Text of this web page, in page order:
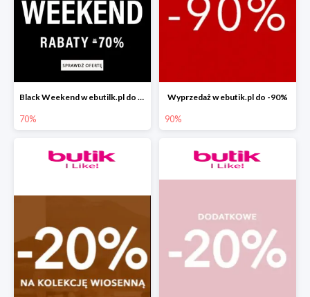
Black Weekend w ebutilk.pl do -70%
70%
Wyprzedaż w ebutik.pl do -90%
90%